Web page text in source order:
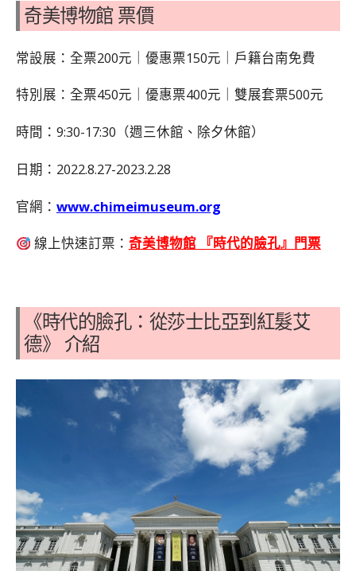
奇美博物館 票價
常設展：全票200元｜優惠票150元｜戶籍台南免費
特別展：全票450元｜優惠票400元｜雙展套票500元
時間：9:30-17:30（週三休館、除夕休館）
日期：2022.8.27-2023.2.28
官網： www.chimeimuseum.org
線上快速訂票： 奇美博物館 『時代的臉孔』門票
《時代的臉孔：從莎士比亞到紅髮艾
德》 介紹